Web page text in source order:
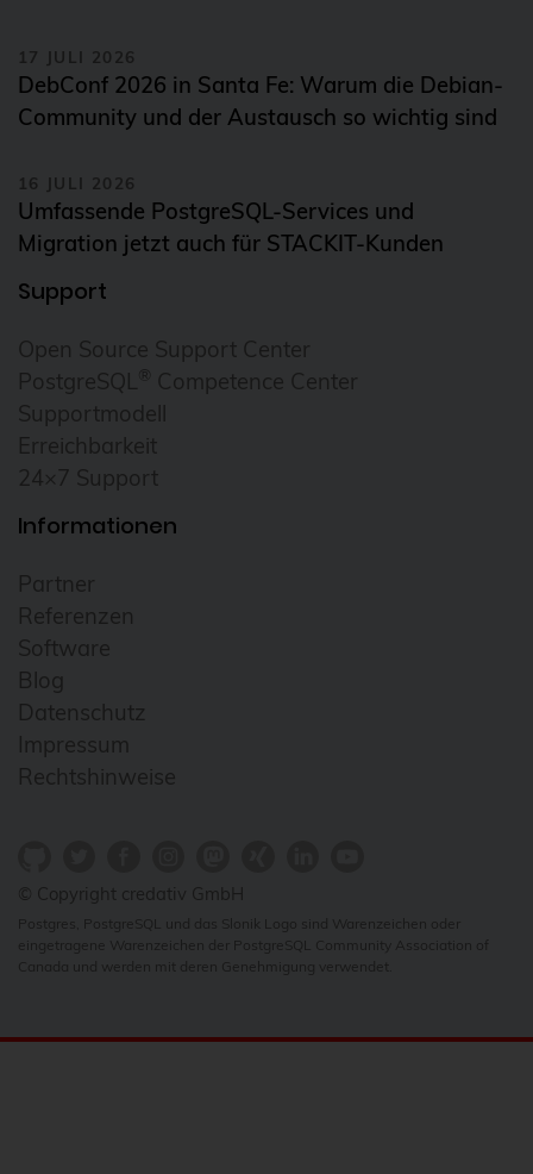
17 JULI 2026
DebConf 2026 in Santa Fe: Warum die Debian-
Community und der Austausch so wichtig sind
16 JULI 2026
Umfassende PostgreSQL-Services und
Migration jetzt auch für STACKIT-Kunden
Support
Open Source Support Center
PostgreSQL ® Competence Center
Supportmodell
Erreichbarkeit
24×7 Support
Informationen
Partner
Referenzen
Software
Blog
Datenschutz
Impressum
Rechtshinweise
© Copyright credativ GmbH
Postgres, PostgreSQL und das Slonik Logo sind Warenzeichen oder
eingetragene Warenzeichen der PostgreSQL Community Association of
Canada und werden mit deren Genehmigung verwendet.